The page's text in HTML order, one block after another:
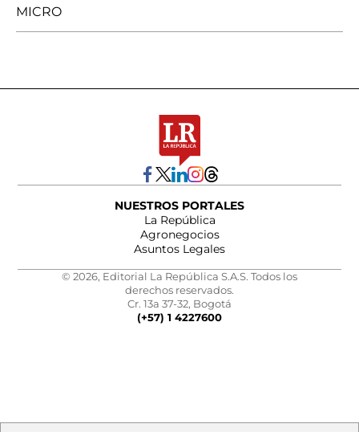
MICRO
NUESTROS PORTALES
La República
Agronegocios
Asuntos Legales
© 2026, Editorial La República S.A.S. Todos los
derechos reservados.
Cr. 13a 37-32, Bogotá
(+57) 1 4227600